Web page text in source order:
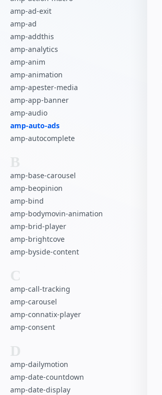
amp-ad-exit
amp-ad
amp-addthis
amp-analytics
amp-anim
amp-animation
amp-apester-media
amp-app-banner
amp-audio
amp-auto-ads
amp-autocomplete
B
amp-base-carousel
amp-beopinion
amp-bind
amp-bodymovin-animation
amp-brid-player
amp-brightcove
amp-byside-content
C
amp-call-tracking
amp-carousel
amp-connatix-player
amp-consent
D
amp-dailymotion
amp-date-countdown
amp-date-display